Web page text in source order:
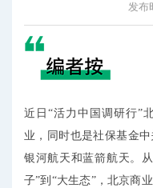
发布
近日“活力中国调研行”
业，同时也是社保基金
银河航天和蓝箭航天。
子”到“大生态”，北京商